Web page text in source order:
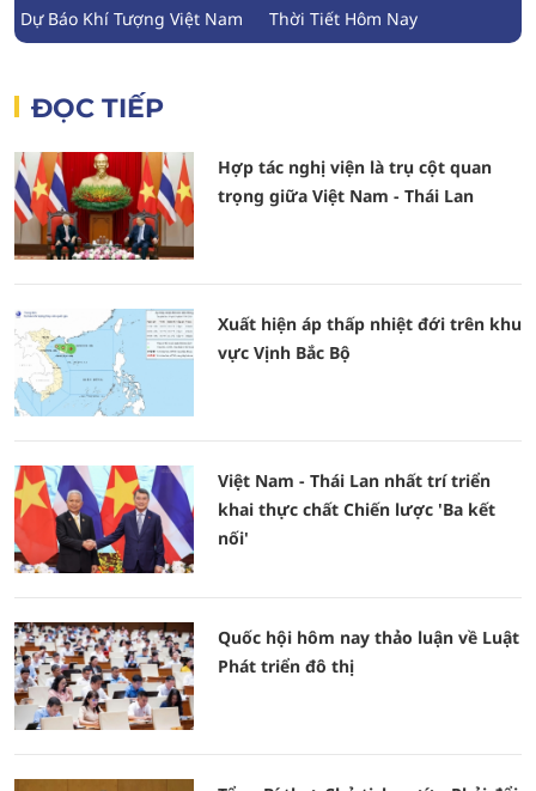
Dự Báo Khí Tượng Việt Nam
Thời Tiết Hôm Nay
ĐỌC TIẾP
Hợp tác nghị viện là trụ cột quan
trọng giữa Việt Nam - Thái Lan
Xuất hiện áp thấp nhiệt đới trên khu
vực Vịnh Bắc Bộ
Việt Nam - Thái Lan nhất trí triển
khai thực chất Chiến lược 'Ba kết
nối'
Quốc hội hôm nay thảo luận về Luật
Phát triển đô thị